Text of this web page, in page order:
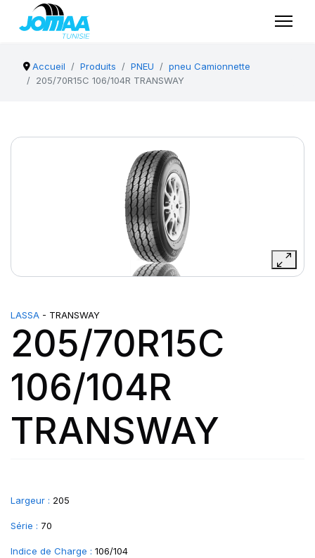
Accueil Produits PNEU
pneu Camionnette
205/70R15C 106/104R TRANSWAY
LASSA - TRANSWAY
205/70R15C
106/104R
TRANSWAY
Largeur : 205
Série : 70
Indice de Charge : 106/104